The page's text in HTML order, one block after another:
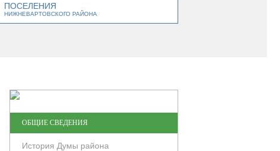
ПОСЕЛЕНИЯ
НИЖНЕВАРТОВСКОГО РАЙОНА
ОБЩИЕ СВЕДЕНИЯ
История Думы района